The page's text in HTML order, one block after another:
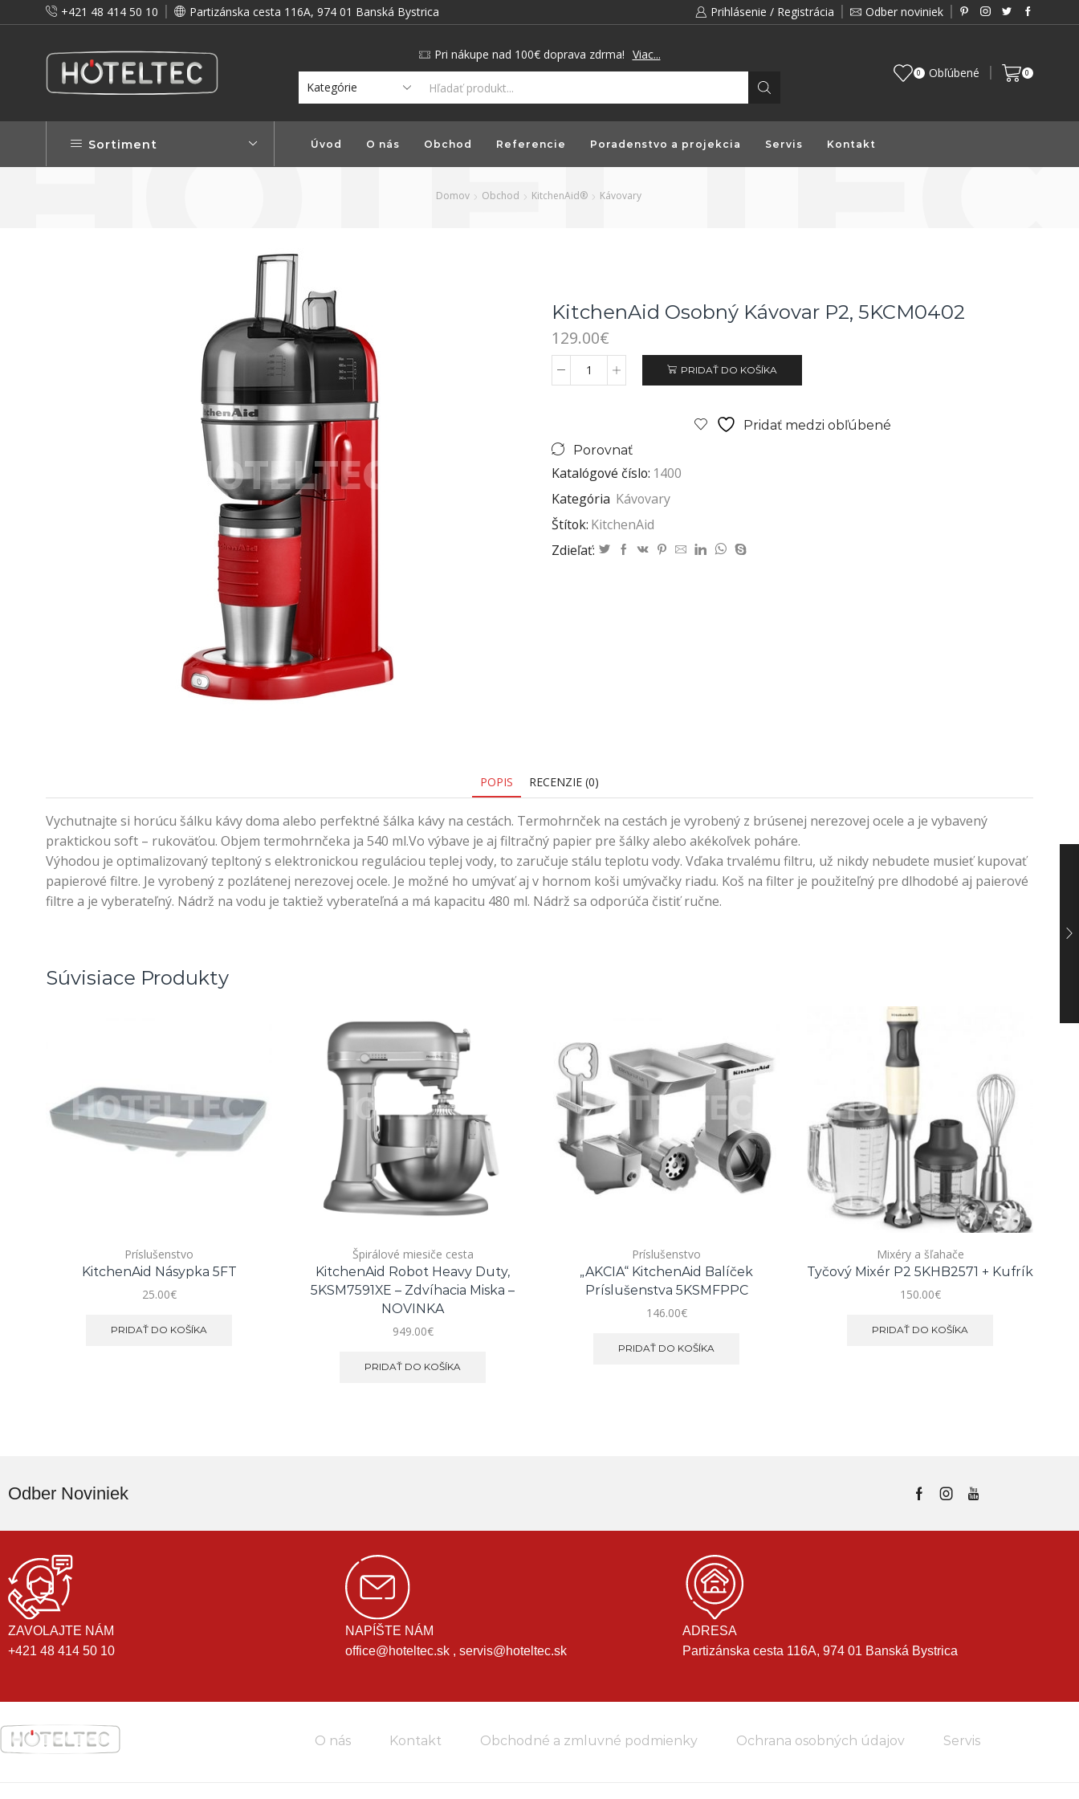
+421 48 414 50 10 Partizánska cesta 116A, 974 01 Banská Bystrica Prihlásenie / Registrácia Odber noviniek
a preto vám prinášame vernostné zľavy! Pri nákupe nad 100€ doprava zdrma! Viac...
0 Obľúbené 0
Sortiment Úvod O nás Obchod Referencie Poradenstvo a projekcia Servis Kontakt
Domov Obchod KitchenAid® Kávovary
KitchenAid Osobný Kávovar P2, 5KCM0402
129.00€
PRIDAŤ DO KOŠÍKA
Pridať medzi obľúbené
Porovnať
Katalógové číslo: 1400
Kategória Kávovary
Štítok: KitchenAid
Zdieľať:
POPIS RECENZIE (0)
Vychutnajte si horúcu šálku kávy doma alebo perfektné šálka kávy na cestách. Termohrnček na cestách je vyrobený z brúsenej nerezovej ocele a je vybavený
praktickou soft – rukoväťou. Objem termohrnčeka ja 540 ml.Vo výbave je aj filtračný papier pre šálky alebo akékoľvek poháre.
Výhodou je optimalizovaný tepltoný s elektronickou reguláciou teplej vody, to zaručuje stálu teplotu vody. Vďaka trvalému filtru, už nikdy nebudete musieť kupovať
papierové filtre. Je vyrobený z pozlátenej nerezovej ocele. Je možné ho umývať aj v hornom koši umývačky riadu. Koš na filter je použiteľný pre dlhodobé aj paierové
filtre a je vyberateľný. Nádrž na vodu je taktiež vyberateľná a má kapacitu 480 ml. Nádrž sa odporúča čistiť ručne.
Súvisiace Produkty
Príslušenstvo
KitchenAid Násypka 5FT
25.00€
PRIDAŤ DO KOŠÍKA
Špirálové miesiče cesta
KitchenAid Robot Heavy Duty,
5KSM7591XE – Zdvíhacia Miska –
NOVINKA
949.00€
PRIDAŤ DO KOŠÍKA
Príslušenstvo
„AKCIA“ KitchenAid Balíček
Príslušenstva 5KSMFPPC
146.00€
PRIDAŤ DO KOŠÍKA
Mixéry a šľahače
Tyčový Mixér P2 5KHB2571 + Kufrík
150.00€
PRIDAŤ DO KOŠÍKA
Odber Noviniek
ZAVOLAJTE NÁM
+421 48 414 50 10
NAPÍŠTE NÁM
office@hoteltec.sk , servis@hoteltec.sk
ADRESA
Partizánska cesta 116A, 974 01 Banská Bystrica
O nás Kontakt Obchodné a zmluvné podmienky Ochrana osobných údajov Servis